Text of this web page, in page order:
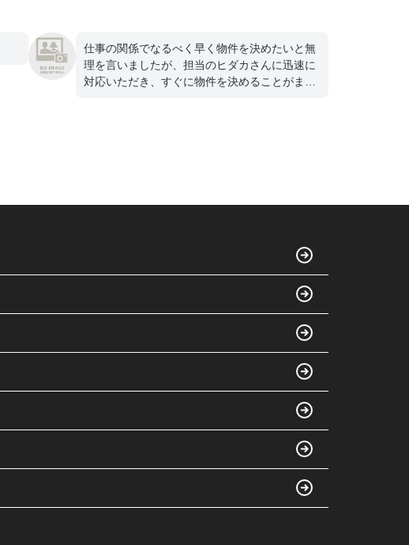
仕事の関係でなるべく早く物件を決めたいと無
理を言いましたが、担当のヒダカさんに迅速に
対応いただき、すぐに物件を決めることがまし